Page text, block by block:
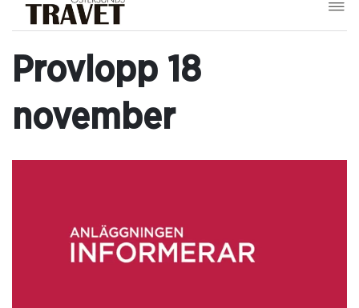
Provlopp 18
november